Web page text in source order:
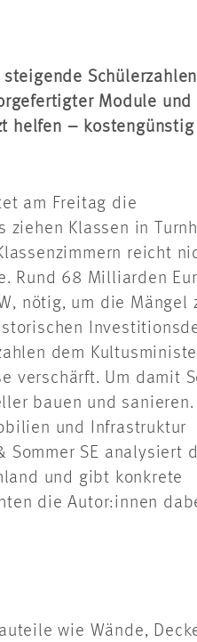
Schülerzahlen
Module und
helfen – kostengünstig
am Freitag die
ziehen Klassen in
reicht
Rund 68 Milliarden
nötig, um die Mängel
dem
verschärft. Um damit
bauen und sanieren.
und Infrastruktur
SE analysiert
und gibt konkrete
dieAutor:innen
wie Wände,